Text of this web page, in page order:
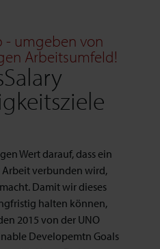
- umgeben von
Arbeitsumfeld!
Wert darauf, dass ein
verbunden wird,
Damit wir dieses
halten können,
2015 von der UNO
Developemtn Goals